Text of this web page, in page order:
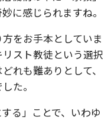
に感じられますね。
をお手本としていま
スト教徒という選択
れも難ありとして、
た。
る」ことで、いわゆ